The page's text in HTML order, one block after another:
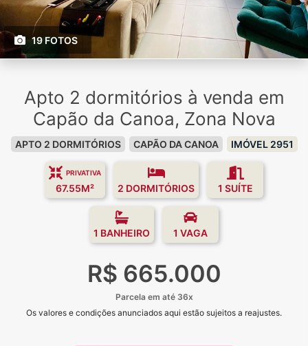
19 FOTOS
Apto 2 dormitórios à venda em
Capão da Canoa, Zona Nova
APTO 2 DORMITÓRIOS CAPÃO DA CANOA IMÓVEL 2951
PRIVATIVA
67.55M² 2 DORMITÓRIOS 1 SUÍTE
1 BANHEIRO 1 VAGA
R$ 665.000
Parcela em até 36x
Os valores e condições anunciados aqui estão sujeitos a reajustes.